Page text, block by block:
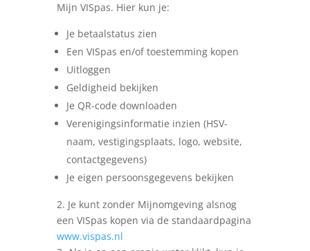
Mijn VISpas. Hier kun je:
Je betaalstatus zien
Een VISpas en/of toestemming kopen
Uitloggen
Geldigheid bekijken
Je QR-code downloaden
Verenigingsinformatie inzien (HSV-
naam, vestigingsplaats, logo, website,
contactgegevens)
Je eigen persoonsgegevens bekijken
2. Je kunt zonder Mijnomgeving alsnog
een VISpas kopen via de standaardpagina
www.vispas.nl